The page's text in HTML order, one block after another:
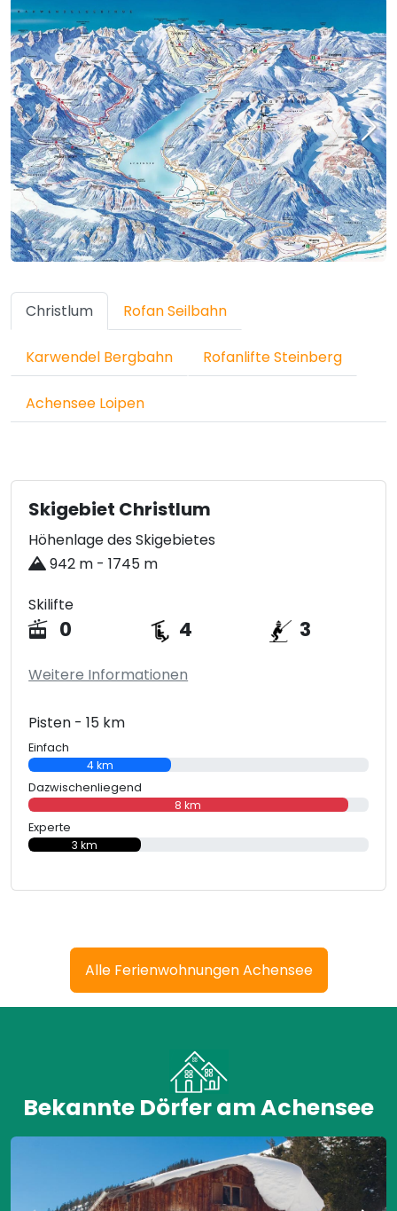
Christlum Rofan Seilbahn
Karwendel Bergbahn Rofanlifte Steinberg
Achensee Loipen
Skigebiet Christlum
Höhenlage des Skigebietes
942 m - 1745 m
Skilifte
0 4 3
Weitere Informationen
Pisten - 15 km
Einfach
4 km
Dazwischenliegend
8 km
Experte
3 km
Alle Ferienwohnungen Achensee
Bekannte Dörfer am Achensee